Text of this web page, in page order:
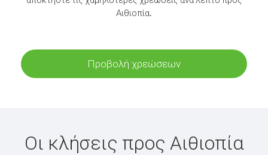
Αιθιοπία.
Προβολή χρεώσεων
Οι κλήσεις προς Αιθιοπία